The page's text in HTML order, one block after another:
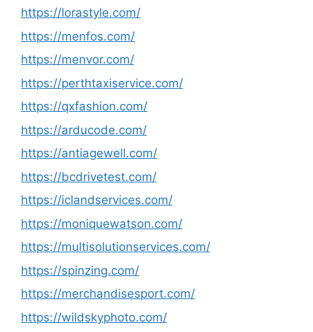
https://lorastyle.com/
https://menfos.com/
https://menvor.com/
https://perthtaxiservice.com/
https://qxfashion.com/
https://arducode.com/
https://antiagewell.com/
https://bcdrivetest.com/
https://iclandservices.com/
https://moniquewatson.com/
https://multisolutionservices.com/
https://spinzing.com/
https://merchandisesport.com/
https://wildskyphoto.com/